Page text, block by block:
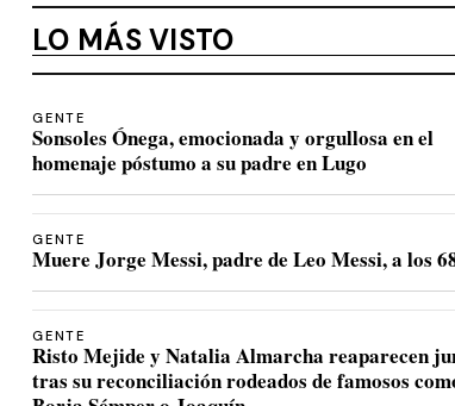
LO MÁS VISTO
GENTE
Sonsoles Ónega, emocionada y orgullosa en el
homenaje póstumo a su padre en Lugo
GENTE
Muere Jorge Messi, padre de Leo Messi, a los
GENTE
Risto Mejide y Natalia Almarcha reaparecen
tras su reconciliación rodeados de famosos